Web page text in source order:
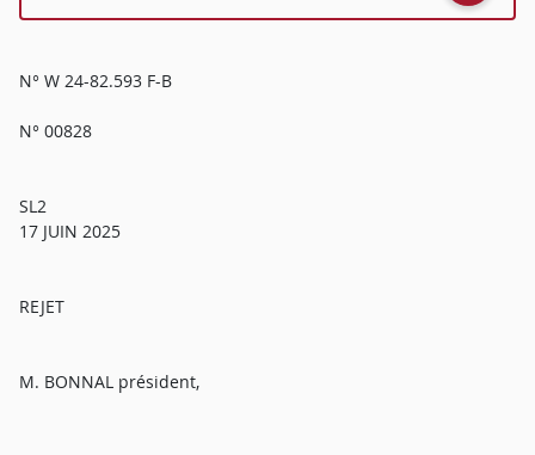
N° W 24-82.593 F-B
N° 00828
SL2
17 JUIN 2025
REJET
M. BONNAL président,